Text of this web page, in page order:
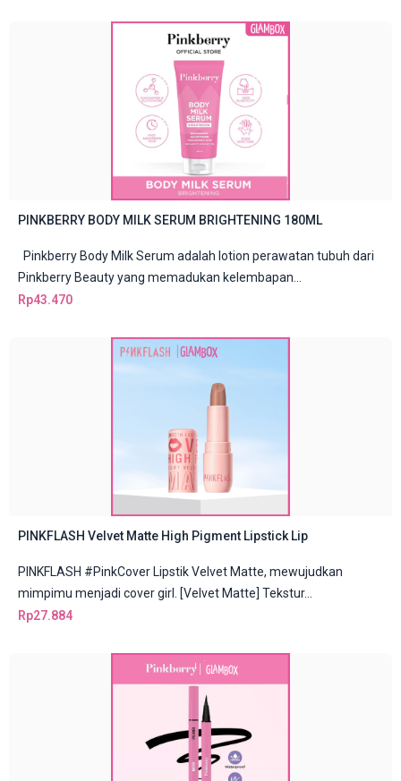
PINKBERRY BODY MILK SERUM BRIGHTENING 180ML
Pinkberry Body Milk Serum adalah lotion perawatan tubuh dari
Pinkberry Beauty yang memadukan kelembapan...
Rp43.470
PINKFLASH Velvet Matte High Pigment Lipstick Lip
PINKFLASH #PinkCover Lipstik Velvet Matte, mewujudkan
mimpimu menjadi cover girl. [Velvet Matte] Tekstur...
Rp27.884